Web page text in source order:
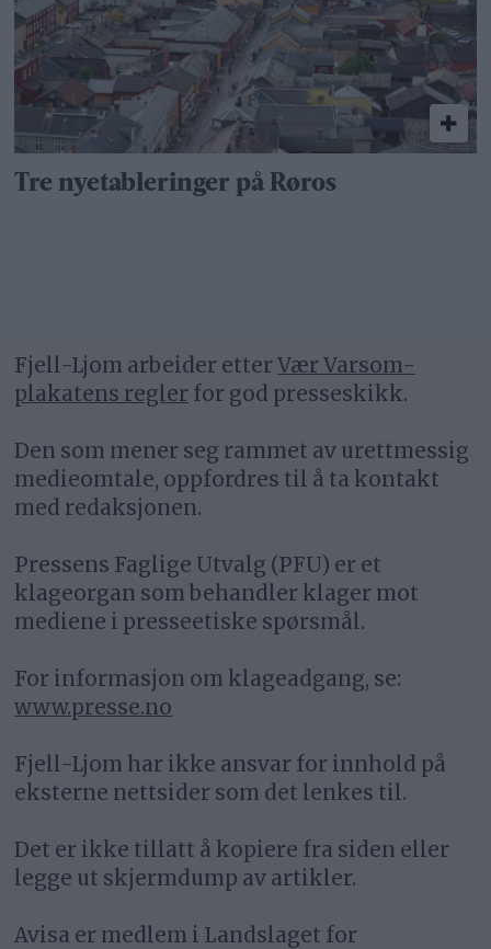
Tre nyetableringer på Røros
Fjell-Ljom arbeider etterVær Varsom-
plakatens regler for god presseskikk.
Den som mener seg rammet av urettmessig
medieomtale, oppfordres til å ta kontakt
med redaksjonen.
Pressens Faglige Utvalg (PFU) er et
klageorgan som behandler klager mot
mediene i presseetiske spørsmål.
For informasjon om klageadgang, se:
www.presse.no
Fjell-Ljom har ikke ansvar for innhold på
eksterne nettsider som det lenkes til.
Det er ikke tillatt å kopiere fra siden eller
legge ut skjermdump av artikler.
Avisa er medlem i Landslaget for